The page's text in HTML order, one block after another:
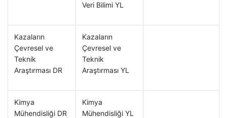
Veri Bilimi YL
Kazaların
Çevresel ve
Teknik
Araştırması DR
Kazaların
Çevresel ve
Teknik
Araştırması YL
Kimya
Mühendisliği DR
Kimya
Mühendisliği YL